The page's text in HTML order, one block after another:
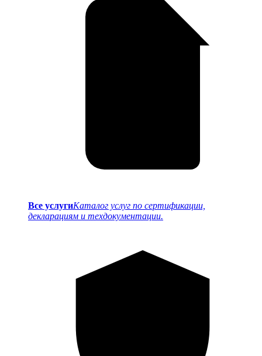
Все услугиКаталог услуг по сертификации,
декларациям и техдокументации.